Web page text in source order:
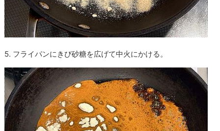
5. フライパンにきび砂糖を広げて中火にかける。